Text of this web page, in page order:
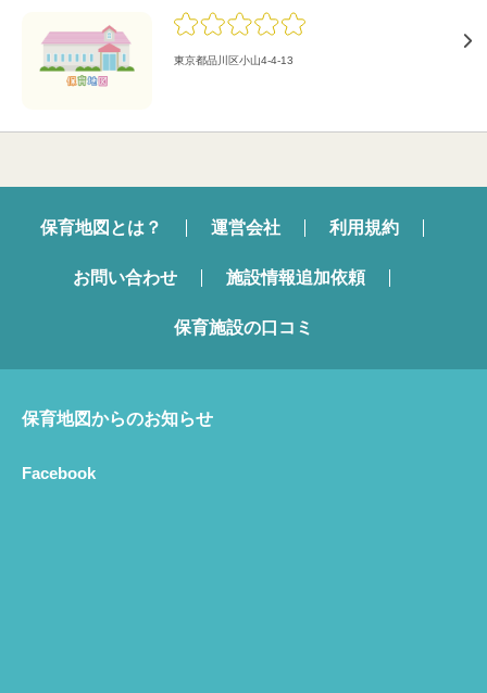
東京都品川区小山4-4-13
保育地図とは？ 運営会社 利用規約
お問い合わせ 施設情報追加依頼
保育施設の口コミ
保育地図からのお知らせ
Facebook